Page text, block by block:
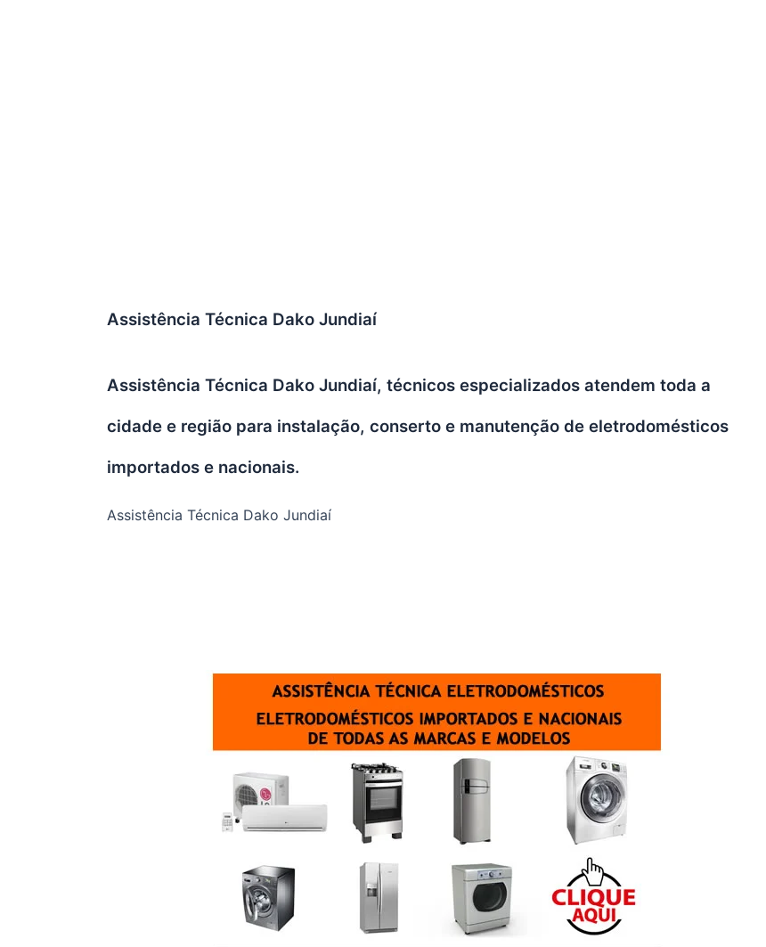
Assistência Técnica Dako Jundiaí
Assistência Técnica Dako Jundiaí, técnicos especializados atendem toda a
cidade e região para instalação, conserto e manutenção de eletrodomésticos
importados e nacionais.
Assistência Técnica Dako Jundiaí